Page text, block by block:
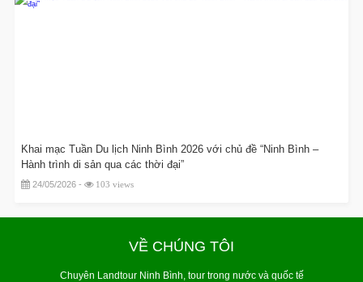
Khai mạc Tuần Du lịch Ninh Bình 2026 với chủ đề “Ninh Bình –
Hành trình di sản qua các thời đại”
24/05/2026 - 103 views
VỀ CHÚNG TÔI
Chuyên Landtour Ninh Bình, tour trong nước và quốc tế